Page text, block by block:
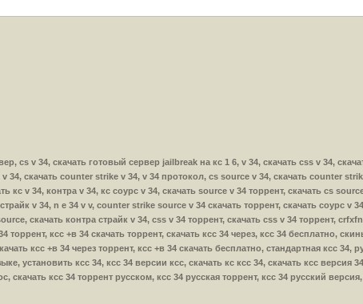
cs v 34, скачать готовый сервер jailbreak на кс 1 6, v 34, скачать css v 34,
34, скачать counter strike v 34, v 34 протокол, cs source v 34, скачать counter
v 34, контра v 34, кс соурс v 34, скачать source v 34 торрент, скачать cs
v 34, n e 34 v v, counter strike source v 34 скачать торрент, скачать соурс v
скачать контра страйк v 34, css v 34 торрент, скачать css v 34 торрент,
ксс +в 34 скачать торрент, скачать ксс 34 через, ксс 34 бесплатно,
ксс +в 34 через торрент, ксс +в 34 скачать бесплатно, стандартная ксс 34,
установить ксс 34, ксс 34 версии ксс, скачать кс ксс 34, скачать ксс версия
скачать ксс 34 торрент русском, ксс 34 русская торрент, ксс 34 русский